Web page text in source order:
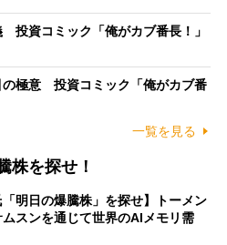
投資コミック「俺がカブ番長！」
の極意 投資コミック「俺がカブ番
一覧を見る
株を探せ！
「明日の爆騰株」を探せ】トーメン
スンを通じて世界のAIメモリ需